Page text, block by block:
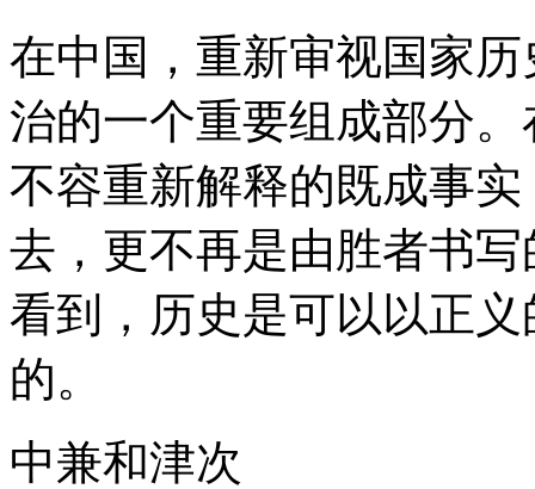
在中国，重新审视国家
治的一个重要组成部分
不容重新解释的既成事
去，更不再是由胜者书
看到，历史是可以以正
的。
中兼和津次